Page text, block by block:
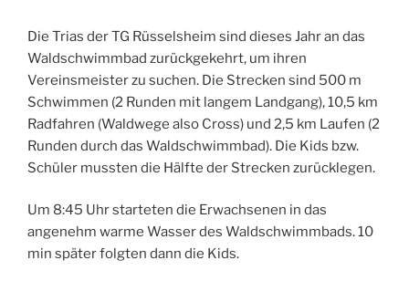
Die Trias der TG Rüsselsheim sind dieses Jahr an das
Waldschwimmbad zurückgekehrt, um ihren
Vereinsmeister zu suchen. Die Strecken sind 500 m
Schwimmen (2 Runden mit langem Landgang), 10,5 km
Radfahren (Waldwege also Cross) und 2,5 km Laufen (2
Runden durch das Waldschwimmbad). Die Kids bzw.
Schüler mussten die Hälfte der Strecken zurücklegen.
Um 8:45 Uhr starteten die Erwachsenen in das
angenehm warme Wasser des Waldschwimmbads. 10
min später folgten dann die Kids.